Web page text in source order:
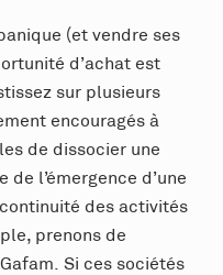
(et vendre ses
d’achat est
sur plusieurs
encouragés à
de dissocier une
l’émergence d’une
des activités
prenons de
Si ces sociétés